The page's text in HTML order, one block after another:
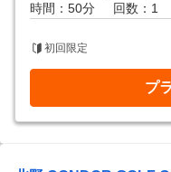
時間：50分
回数：1
初回限定
プ